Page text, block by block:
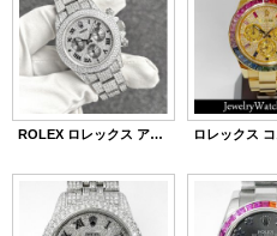
ROLEX ロレックス アフターダイヤ デイトナ Ref.16520 全面フルダイヤ